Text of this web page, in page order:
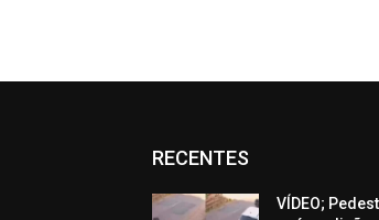
RECENTES
VÍDEO;